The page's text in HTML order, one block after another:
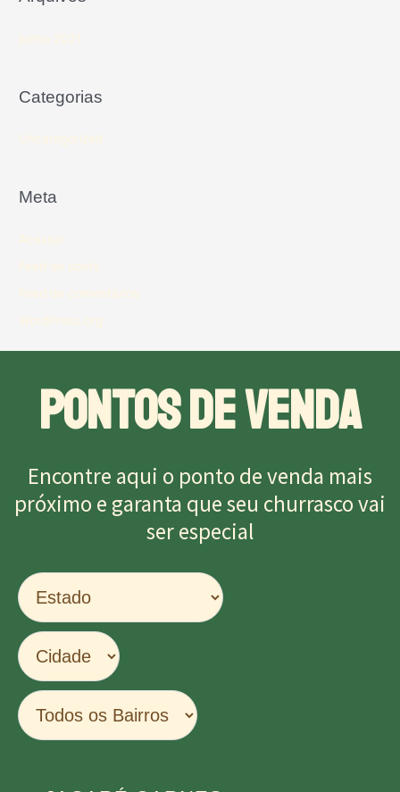
junho 2021
Categorias
Uncategorized
Meta
Acessar
Feed de posts
Feed de comentários
WordPress.org
PONTOS DE VENDA
Encontre aqui o ponto de venda mais
próximo e garanta que seu churrasco vai
ser especial